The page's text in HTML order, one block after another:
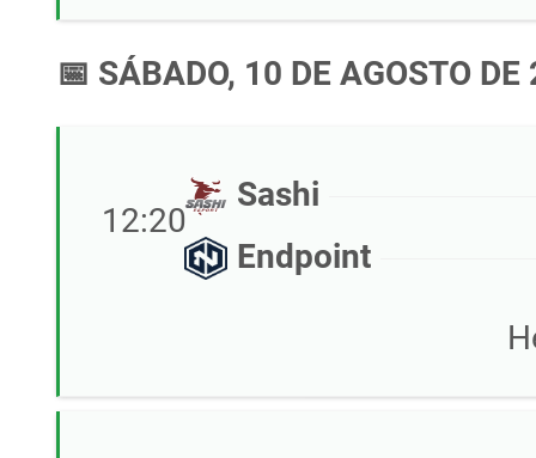
📅 SÁBADO, 10 DE AGOSTO
12:20
Sashi
Endpoint